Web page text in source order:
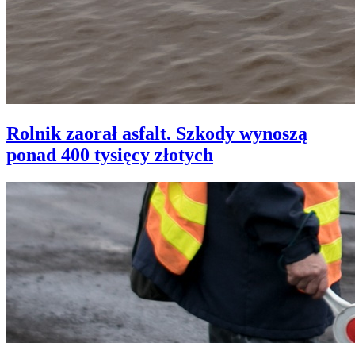
Rolnik zaorał asfalt. Szkody wynoszą
ponad 400 tysięcy złotych